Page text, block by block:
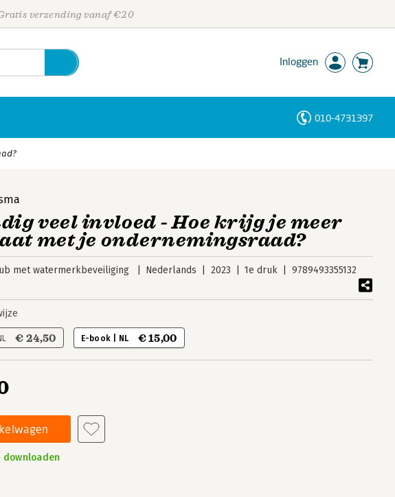
verzending vanaf €20
Inloggen
010-4731397
veel invloed - Hoe krijg je meer
met je ondernemingsraad?
met watermerkbeveiliging Nederlands 2023 1e druk 9789493355132
€ 24,50 E-book | NL € 15,00
downloaden
Personen